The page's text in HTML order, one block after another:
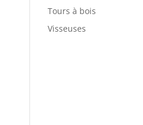
Tours à bois
Visseuses